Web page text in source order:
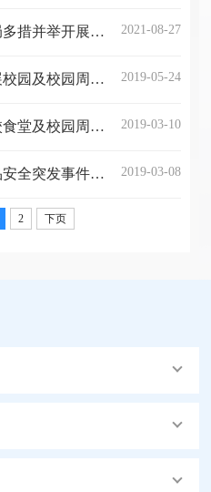
2021-08-27
• 阿里地区市场监督管理局多措并举开展药品、医疗器械隐患大排查
2019-05-24
• 阿里地区食安办关于开展校园及校园周边食品安全大排查工作的通知
2019-03-10
• 关于开展2019年春季学校食堂及校园周边食品安全专项检查工作的通知
2019-03-08
• 关于印发《阿里地区食品安全突发事件应急预案》的通知
2 下页